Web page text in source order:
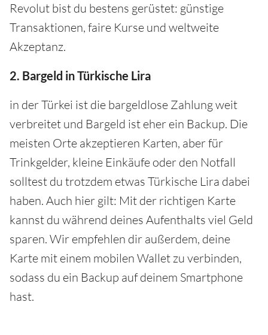
Revolut bist du bestens gerüstet: günstige
Transaktionen, faire Kurse und weltweite
Akzeptanz.
2. Bargeld in Türkische Lira
in der Türkei ist die bargeldlose Zahlung weit
verbreitet und Bargeld ist eher ein Backup. Die
meisten Orte akzeptieren Karten, aber für
Trinkgelder, kleine Einkäufe oder den Notfall
solltest du trotzdem etwas Türkische Lira dabei
haben. Auch hier gilt: Mit der richtigen Karte
kannst du während deines Aufenthalts viel Geld
sparen. Wir empfehlen dir außerdem, deine
Karte mit einem mobilen Wallet zu verbinden,
sodass du ein Backup auf deinem Smartphone
hast.